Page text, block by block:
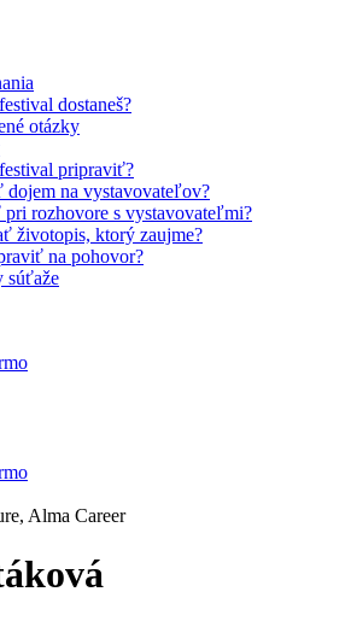
dostaneš?
otázky
pripraviť?
na vystavovateľov?
rozhovore s vystavovateľmi?
životopis, ktorý zaujme?
na pohovor?
súťaže
Alma Career